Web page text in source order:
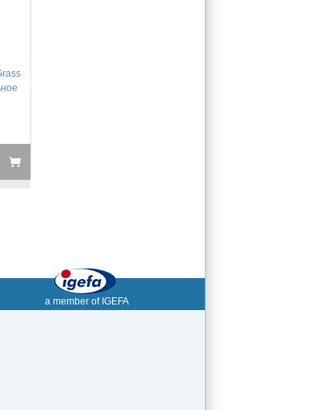
a member of IGEFA